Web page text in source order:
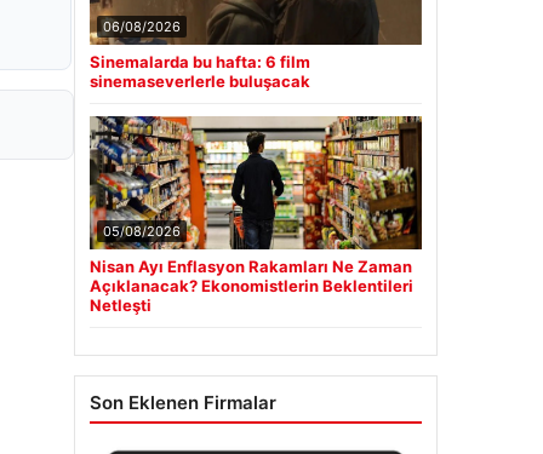
06/08/2026
Sinemalarda bu hafta: 6 film
sinemaseverlerle buluşacak
05/08/2026
Nisan Ayı Enflasyon Rakamları Ne Zaman
Açıklanacak? Ekonomistlerin Beklentileri
Netleşti
Son Eklenen Firmalar